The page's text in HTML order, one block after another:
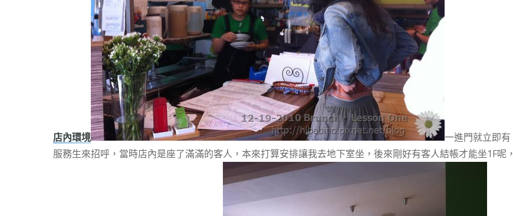
店內環境
一進門就立即有
服務生來招呼，當時店內是座了滿滿的客人，本來打算安排讓我去地下室坐，後來剛好有客人結帳才能坐1F呢，